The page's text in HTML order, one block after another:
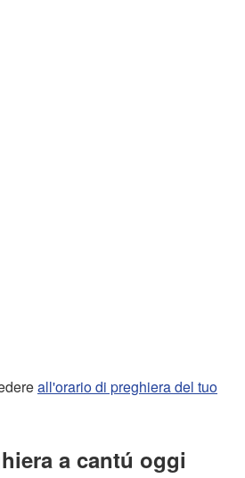
all'orario di preghiera del tuo
a cantú oggi